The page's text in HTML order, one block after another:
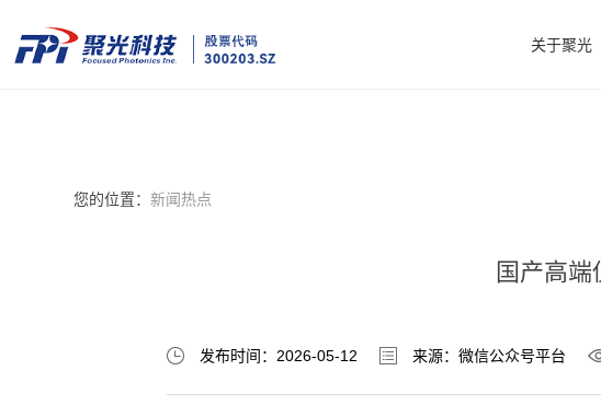
关于聚光
您的位置：新闻热点
国产高端
发布时间：2026-05-12 来源：微信公众号平台